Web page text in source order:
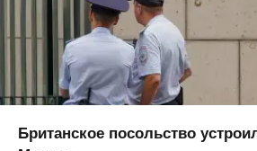
Британское посольство